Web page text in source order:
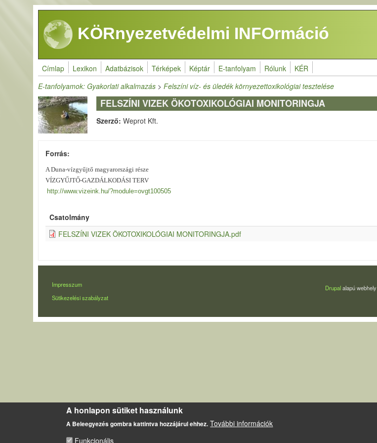
Ugrás a tartalomra
KÖRnyezetvédelmi INFOrmáció
Címlap Lexikon Adatbázisok Térképek Képtár E-tanfolyam Rólunk KÉR
E-tanfolyamok: Gyakorlati alkalmazás >Felszíni víz- és üledék környezettoxikológiai tesztelése
FELSZÍNI VIZEK ÖKOTOXIKOLÓGIAI MONITORINGJA
Szerző:Weprot Kft.
Forrás
A Duna-vízgyűjtő magyarországi része
VÍZGYŰJTŐ-GAZDÁLKODÁSI TERV
http://www.vizeink.hu/?module=ovgt100505
Csatolmány
FELSZÍNI VIZEK ÖKOTOXIKOLÓGIAI MONITORINGJA.pdf
LÁBLÉC
Impresszum
Sütikezelési szabályzat
Drupalalapú webhely
A honlapon sütiket használunk
A Beleegyezés gombra kattintva hozzájárul ehhez. További információk
Funkcionális